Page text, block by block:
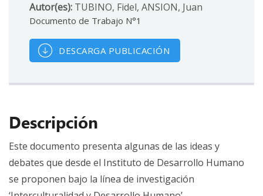
Autor(es): TUBINO, Fidel, ANSION, Juan
Documento de Trabajo N°1
DESCARGA PUBLICACIÓN
Descripción
Este documento presenta algunas de las ideas y
debates que desde el Instituto de Desarrollo Humano
se proponen bajo la línea de investigación